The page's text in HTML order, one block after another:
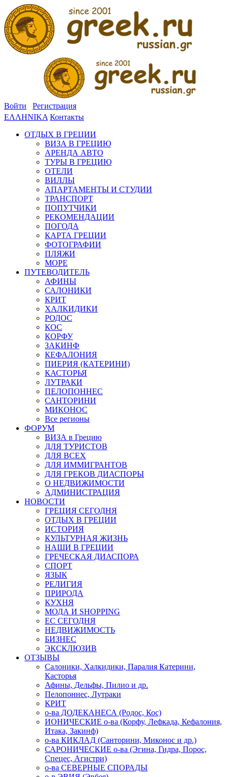
Войти
Регистрация
ΕΛΛΗΝΙΚΑ Контакты
ОТДЫХ В ГРЕЦИИ
ВИЗА В ГРЕЦИЮ
АРЕНДА АВТО
ТУРЫ В ГРЕЦИЮ
ОТЕЛИ
ВИЛЛЫ
АПАРТАМЕНТЫ И СТУДИИ
ТРАНСПОРТ
ПОПУТЧИКИ
РЕКОМЕНДАЦИИ
ПОГОДА
КАРТА ГРЕЦИИ
ФОТОГРАФИИ
ПЛЯЖИ
МОРЕ
ПУТЕВОДИТЕЛЬ
АФИНЫ
САЛОНИКИ
КРИТ
ХАЛКИДИКИ
РОДОС
КОС
КОРФУ
ЗАКИНФ
КЕФАЛОНИЯ
ПИЕРИЯ (КАТЕРИНИ)
КАСТОРЬЯ
ЛУТРАКИ
ПЕЛОПОННЕС
САНТОРИНИ
МИКОНОС
Все регионы
ФОРУМ
ВИЗА в Грецию
ДЛЯ ТУРИСТОВ
ДЛЯ ВСЕХ
ДЛЯ ИММИГРАНТОВ
ДЛЯ ГРЕКОВ ДИАСПОРЫ
О НЕДВИЖИМОСТИ
АДМИНИСТРАЦИЯ
НОВОСТИ
ГРЕЦИЯ СЕГОДНЯ
ОТДЫХ В ГРЕЦИИ
ИСТОРИЯ
КУЛЬТУРНАЯ ЖИЗНЬ
НАШИ В ГРЕЦИИ
ГРЕЧЕСКАЯ ДИАСПОРА
СПОРТ
ЯЗЫК
РЕЛИГИЯ
ПРИРОДА
КУХНЯ
МОДА И SHOPPING
ЕС СЕГОДНЯ
НЕДВИЖИМОСТЬ
БИЗНЕС
ЭКСКЛЮЗИВ
ОТЗЫВЫ
Салоники, Халкидики, Паралия Катерини,
Касторья
Афины, Дельфы, Пилио и др.
Пелопоннес, Лутраки
КРИТ
о-ва ДОДЕКАНЕСА (Родос, Кос)
ИОНИЧЕСКИЕ о-ва (Корфу, Лефкада, Кефалония,
Итака, Закинф)
о-ва КИКЛАД (Санторини, Миконос и др.)
САРОНИЧЕСКИЕ о-ва (Эгина, Гидра, Порос,
Спецес, Агистри)
о-ва СЕВЕРНЫЕ СПОРАДЫ